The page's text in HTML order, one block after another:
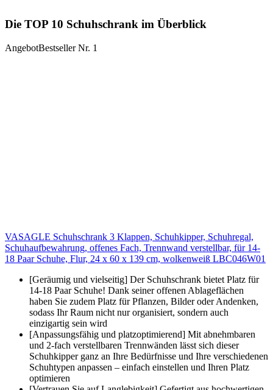
Die TOP 10 Schuhschrank im Überblick
AngebotBestseller Nr. 1
VASAGLE Schuhschrank 3 Klappen, Schuhkipper, Schuhregal,
Schuhaufbewahrung, offenes Fach, Trennwand verstellbar, für 14-
18 Paar Schuhe, Flur, 24 x 60 x 139 cm, wolkenweiß LBC046W01
[Geräumig und vielseitig] Der Schuhschrank bietet Platz für
14-18 Paar Schuhe! Dank seiner offenen Ablageflächen
haben Sie zudem Platz für Pflanzen, Bilder oder Andenken,
sodass Ihr Raum nicht nur organisiert, sondern auch
einzigartig sein wird
[Anpassungsfähig und platzoptimierend] Mit abnehmbaren
und 2-fach verstellbaren Trennwänden lässt sich dieser
Schuhkipper ganz an Ihre Bedürfnisse und Ihre verschiedenen
Schuhtypen anpassen – einfach einstellen und Ihren Platz
optimieren